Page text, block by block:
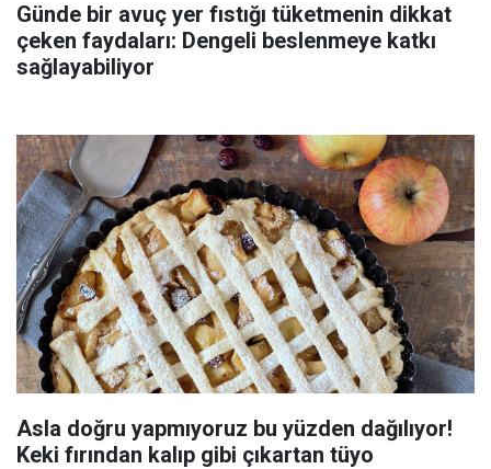
Günde bir avuç yer fıstığı tüketmenin dikkat
çeken faydaları: Dengeli beslenmeye katkı
sağlayabiliyor
Asla doğru yapmıyoruz bu yüzden dağılıyor!
Keki fırından kalıp gibi çıkartan tüyo